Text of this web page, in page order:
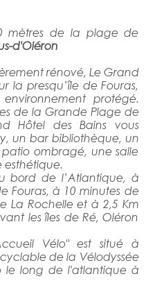
mètres de la plage de
d'Oléron
rénové, Le Grand
la presqu’île de Fouras,
protégé.
de la Grande Plage de
Hôtel des Bains vous
un bar bibliothèque, un
ombragé, une salle
esthétique.
bord de l’Atlantique, à
Fouras, à 10 minutes de
La Rochelle et à 2,5 Km
les îles de Ré, Oléron
Vélo" est situé à
de la Vélodyssée
le long de l'atlantique à